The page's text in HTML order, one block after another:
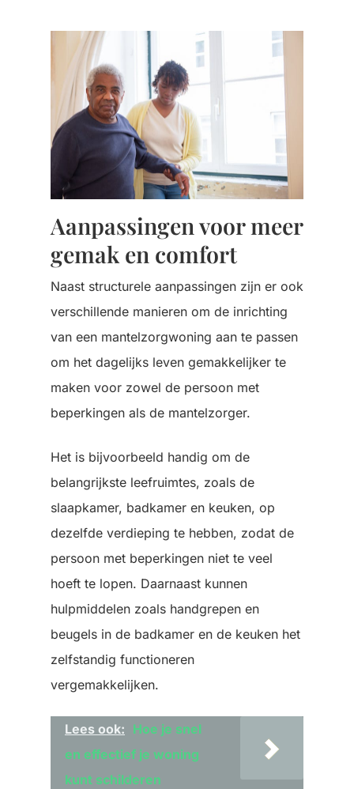
Aanpassingen voor meer
gemak en comfort
Naast structurele aanpassingen zijn er ook
verschillende manieren om de inrichting
van een mantelzorgwoning aan te passen
om het dagelijks leven gemakkelijker te
maken voor zowel de persoon met
beperkingen als de mantelzorger.
Het is bijvoorbeeld handig om de
belangrijkste leefruimtes, zoals de
slaapkamer, badkamer en keuken, op
dezelfde verdieping te hebben, zodat de
persoon met beperkingen niet te veel
hoeft te lopen. Daarnaast kunnen
hulpmiddelen zoals handgrepen en
beugels in de badkamer en de keuken het
zelfstandig functioneren
vergemakkelijken.
Lees ook: Hoe je snel
en effectief je woning
kunt schilderen